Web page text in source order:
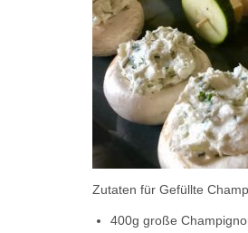
Zutaten für Gefüllte
400g große